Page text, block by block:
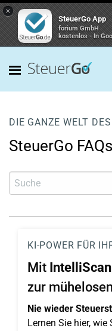
×
SteuerGo App
forium GmbH
kostenlos - In
DIE GANZE WELT
SteuerGo FAQs
KI-POWER FÜR
Mit IntelliScan
zur
Nie wieder
Lernen Sie hier, wie